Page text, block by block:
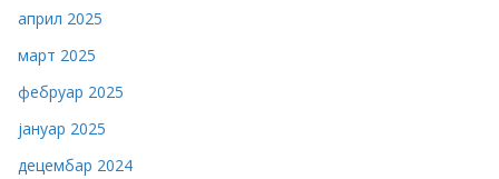
април 2025
март 2025
фебруар 2025
јануар 2025
децембар 2024